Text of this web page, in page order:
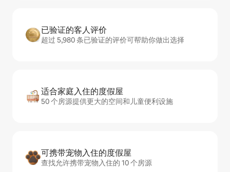
已验证的客人评价
超过 5,980 条已验证的评价可帮助你做出选择
适合家庭入住的度假屋
50 个房源提供更大的空间和儿童便利设施
可携带宠物入住的度假屋
查找允许携带宠物入住的 10 个房源